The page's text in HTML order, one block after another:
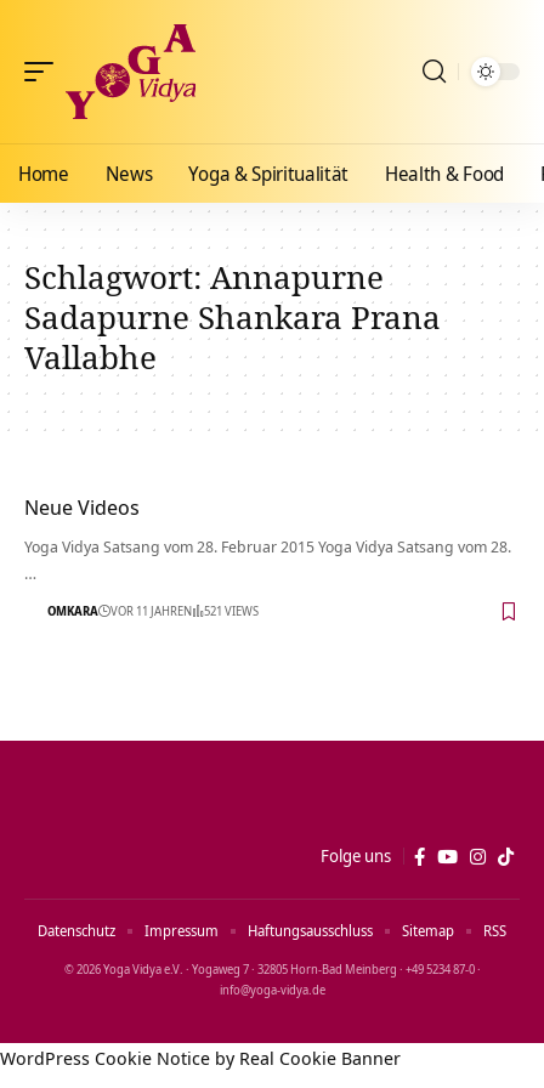
Home News Yoga & Spiritualität Health & Food
Schlagwort:Annapurne
Sadapurne Shankara Prana
Vallabhe
Neue Videos
Yoga Vidya Satsang vom 28. Februar 2015 Yoga Vidya Satsang vom 28.
…
OMKARA VOR 11 JAHREN 521 VIEWS
Folge uns
© 2026 Yoga Vidya e.V. · Yogaweg 7 · 32805 Horn‑Bad Meinberg · +49 5234 87‑0 ·
info@yoga‑vidya.de
Datenschutz Impressum Haftungsausschluss Sitemap RSS
WordPress Cookie Notice by Real Cookie Banner